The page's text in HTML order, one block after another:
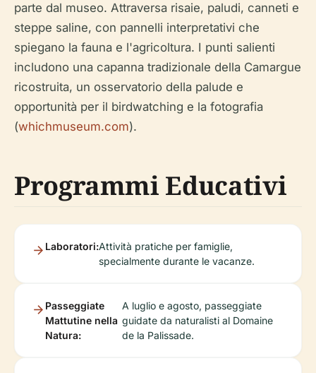
parte dal museo. Attraversa risaie, paludi, canneti e
steppe saline, con pannelli interpretativi che
spiegano la fauna e l'agricoltura. I punti salienti
includono una capanna tradizionale della Camargue
ricostruita, un osservatorio della palude e
opportunità per il birdwatching e la fotografia
(whichmuseum.com).
Programmi Educativi
Laboratori:Attività pratiche per famiglie,
specialmente durante le vacanze.
Passeggiate
Mattutine nella
Natura:
A luglio e agosto, passeggiate
guidate da naturalisti al Domaine
de la Palissade.